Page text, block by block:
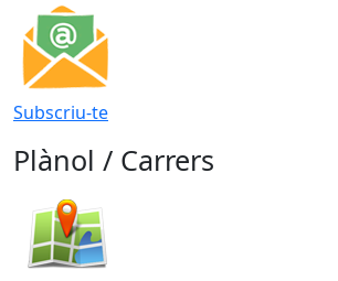
Subscriu-te
Plànol / Carrers